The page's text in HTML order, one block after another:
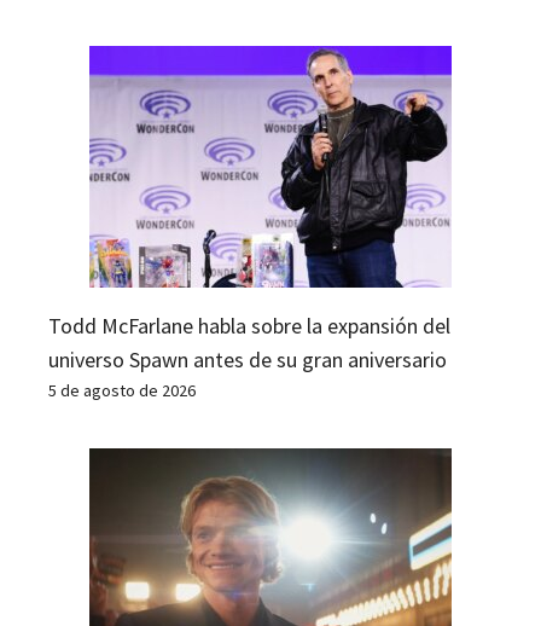
Todd McFarlane habla sobre la expansión del
universo Spawn antes de su gran aniversario
5 de agosto de 2026